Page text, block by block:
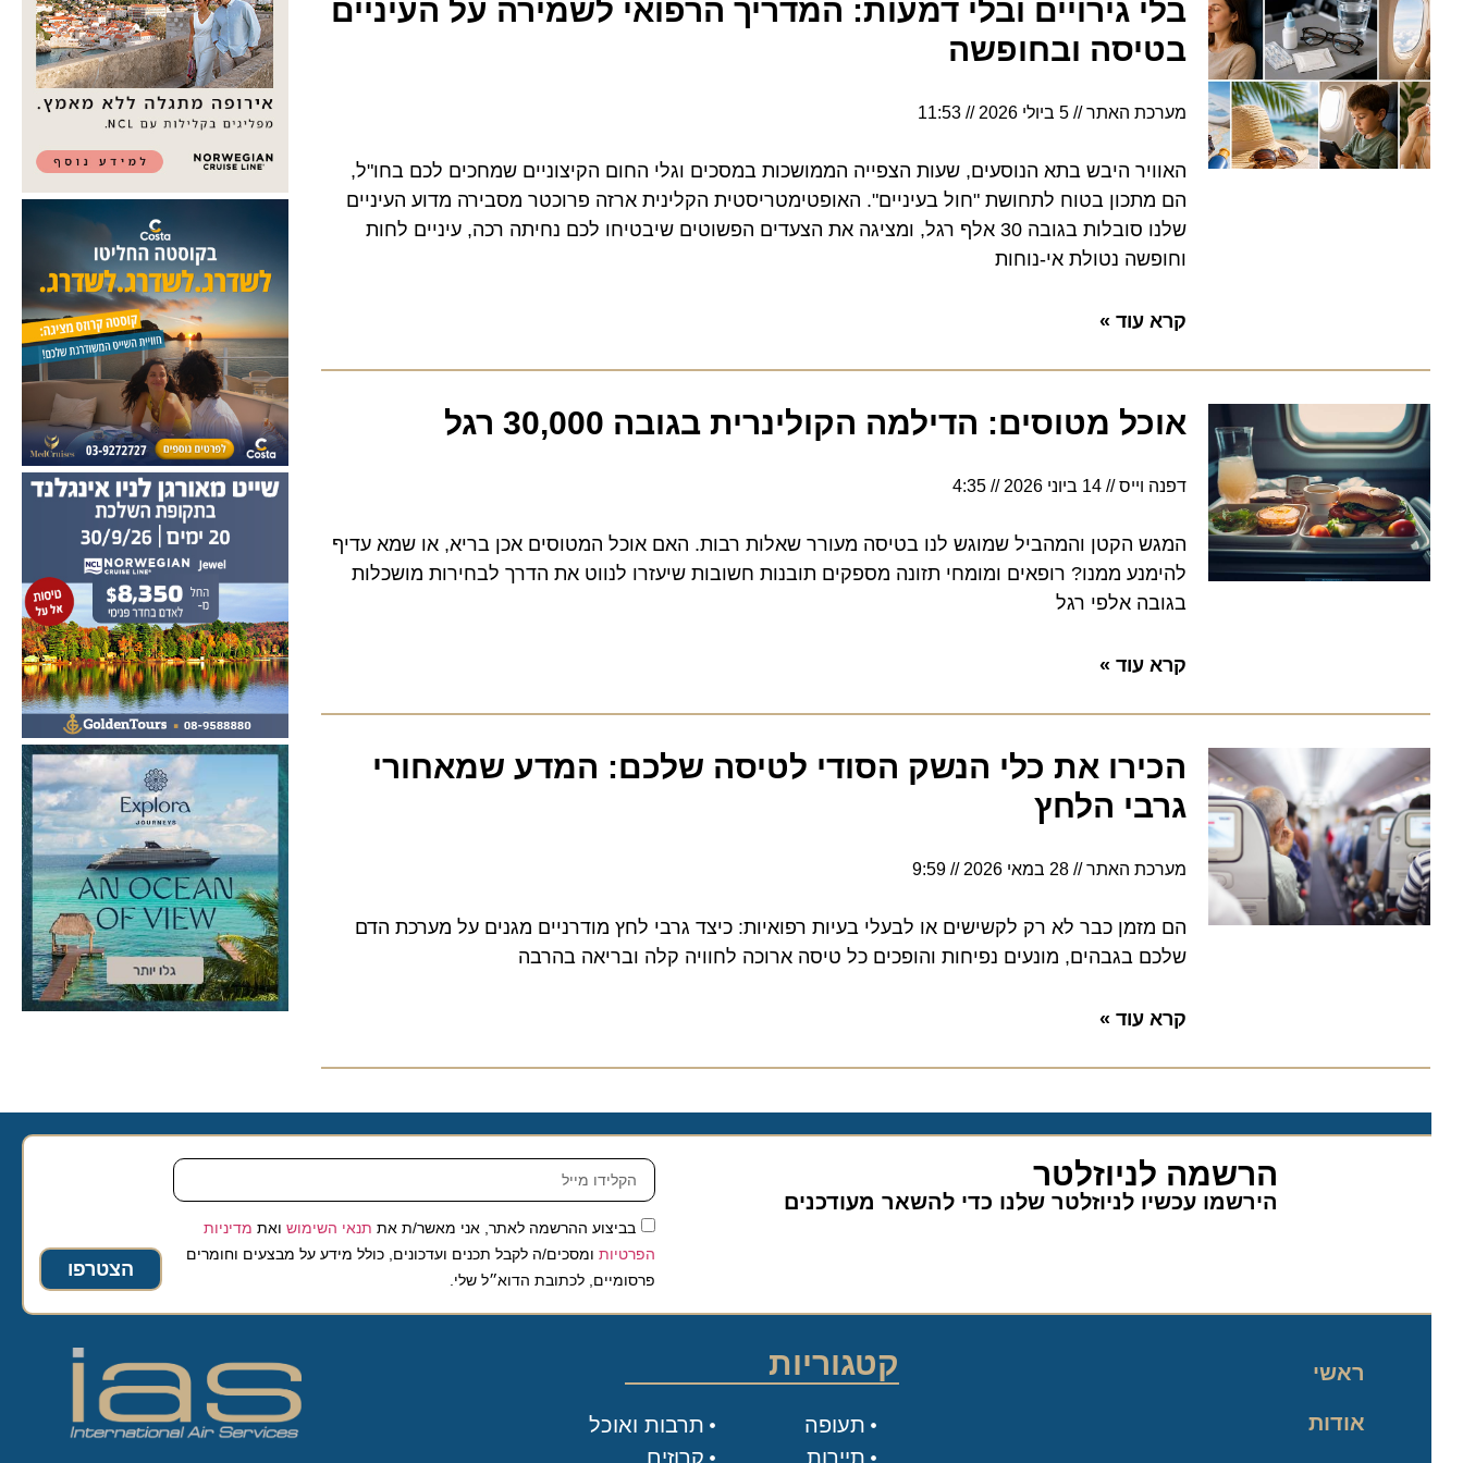
בלי גירויים ובלי דמעות: המדריך הרפואי לשמירה על העיניים
בטיסה ובחופשה
מערכת האתר 5 ביולי 2026 11:53
האוויר היבש בתא הנוסעים, שעות הצפייה הממושכות במסכים וגלי החום הקיצוניים שמחכים לכם בחו"ל,
הם מתכון בטוח לתחושת "חול בעיניים". האופטימטריסטית הקלינית ארזה פרוכטר מסבירה מדוע העיניים
שלנו סובלות בגובה 30 אלף רגל, ומציגה את הצעדים הפשוטים שיבטיחו לכם נחיתה רכה, עיניים לחות
וחופשה נטולת אי-נוחות
קרא עוד »
אוכל מטוסים: הדילמה הקולינרית בגובה 30,000 רגל
דפנה וייס 14 ביוני 2026 4:35
המגש הקטן והמהביל שמוגש לנו בטיסה מעורר שאלות רבות. האם אוכל המטוסים אכן בריא, או שמא עדיף
להימנע ממנו? רופאים ומומחי תזונה מספקים תובנות חשובות שיעזרו לנווט את הדרך לבחירות מושכלות
בגובה אלפי רגל
קרא עוד »
הכירו את כלי הנשק הסודי לטיסה שלכם: המדע שמאחורי
גרבי הלחץ
מערכת האתר 28 במאי 2026 9:59
הם מזמן כבר לא רק לקשישים או לבעלי בעיות רפואיות: כיצד גרבי לחץ מודרניים מגנים על מערכת הדם
שלכם בגבהים, מונעים נפיחות והופכים כל טיסה ארוכה לחוויה קלה ובריאה בהרבה
קרא עוד »
הרשמה לניוזלטר
הירשמו עכשיו לניוזלטר שלנו כדי להשאר מעודכנים
בביצוע ההרשמה לאתר, אני מאשר/ת אתתנאי השימושואת מדיניות
הפרטיותומסכים/ה לקבל תכנים ועדכונים, כולל מידע על מבצעים וחומרים
פרסומיים, לכתובת הדוא״ל שלי.
הצטרפו
ראשי
אודות
קטגוריות
תעופה
תיירות
תרבות ואוכל
קרוזים